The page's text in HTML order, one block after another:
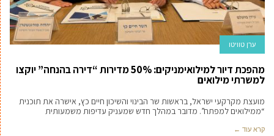
ערן טוויטו
מהפכת דיור למילואימניקים: 50% מדירות “דירה בהנחה” יוקצו
למשרתי מילואים
מועצת מקרקעי ישראל, בראשות שר הבינוי והשיכון חיים כץ, אישרה את תוכנית
“ממילואים למפתח”. מדובר במהלך חדש שמעניק עדיפות משמעותית
קרא עוד ←